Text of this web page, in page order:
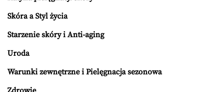
Skóra a Styl życia
Starzenie skóry i Anti-aging
Uroda
Warunki zewnętrzne i Pielęgnacja sezonowa